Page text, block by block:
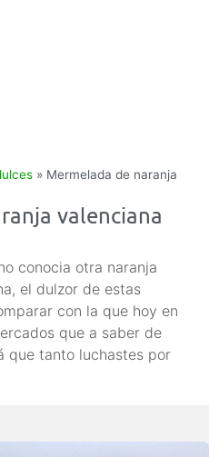
» Mermelada de naranja
valenciana
conocia otra naranja
el dulzor de estas
con la que hoy en
que a saber de
que tanto luchastes por